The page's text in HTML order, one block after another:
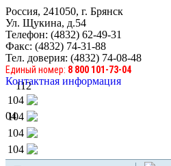
Россия, 241050, г. Брянск
Ул. Щукина, д.54
Телефон: (4832) 62-49-31
Факс: (4832) 74-31-88
Тел. доверия: (4832) 74-08-48
Единый номер: 8 800 101-73-04
Контактная информация
04
112
104
104
104
104